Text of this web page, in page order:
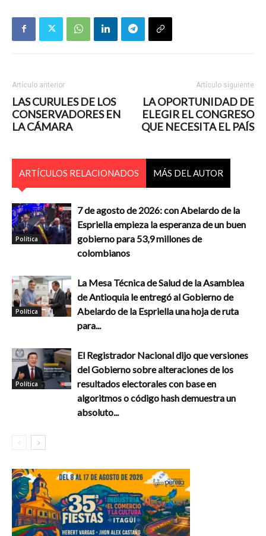
Artículo anterior
LAS CURULES DE LOS
CONSERVADORES EN
LA CÁMARA
Artículo siguiente
LA OPORTUNIDAD DE
ELEGIR EL CONGRESO
QUE NECESITA EL PAÍS
ARTÍCULOS RELACIONADOS MÁS DEL AUTOR
Política
7 de agosto de 2026: con Abelardo de la
Espriella empieza la esperanza de un buen
gobierno para 53,9 millones de
colombianos
Política
La Mesa Técnica de Salud de la Asamblea
de Antioquia le entregó al Gobierno de
Abelardo de la Espriella una hoja de ruta
para...
Política
El Registrador Nacional dijo que versiones
del Gobierno sobre alteraciones de los
resultados electorales con base en
algoritmos o código hash demuestra un
absoluto...